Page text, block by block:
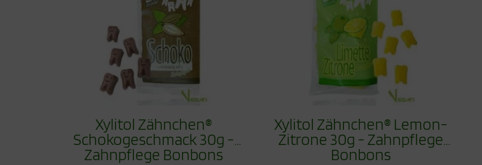
Xylitol Zähnchen®
Schokogeschmack 30g -
Zahnpflege Bonbons
Xylitol Zähnchen® Lemon-
Zitrone 30g - Zahnpflege
Bonbons